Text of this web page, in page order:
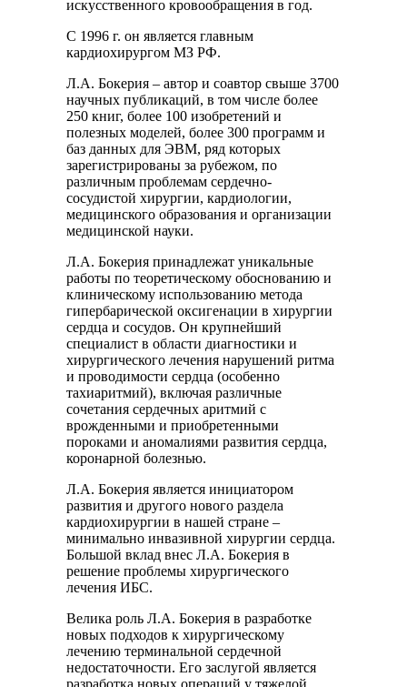
искусственного кровообращения в год.
С 1996 г. он является главным
кардиохирургом МЗ РФ.
Л.А. Бокерия – автор и соавтор свыше 3700
научных публикаций, в том числе более
250 книг, более 100 изобретений и
полезных моделей, более 300 программ и
баз данных для ЭВМ, ряд которых
зарегистрированы за рубежом, по
различным проблемам сердечно-
сосудистой хирургии, кардиологии,
медицинского образования и организации
медицинской науки.
Л.А. Бокерия принадлежат уникальные
работы по теоретическому обоснованию и
клиническому использованию метода
гипербарической оксигенации в хирургии
сердца и сосудов. Он крупнейший
специалист в области диагностики и
хирургического лечения нарушений ритма
и проводимости сердца (особенно
тахиаритмий), включая различные
сочетания сердечных аритмий с
врожденными и приобретенными
пороками и аномалиями развития сердца,
коронарной болезнью.
Л.А. Бокерия является инициатором
развития и другого нового раздела
кардиохирургии в нашей стране –
минимально инвазивной хирургии сердца.
Большой вклад внес Л.А. Бокерия в
решение проблемы хирургического
лечения ИБС.
Велика роль Л.А. Бокерия в разработке
новых подходов к хирургическому
лечению терминальной сердечной
недостаточности. Его заслугой является
разработка новых операций у тяжелой